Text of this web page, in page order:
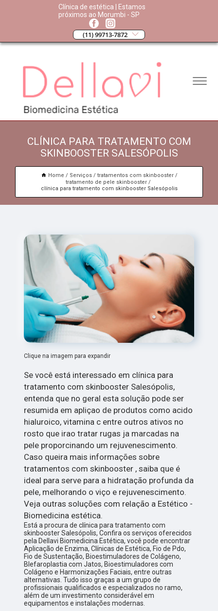
Clínica de estética | Estamos
próximos ao Morumbi - SP
(11) 99713-7872
CLÍNICA PARA TRATAMENTO COM
SKINBOOSTER SALESÓPOLIS
Home Serviços
tratamentos com skinbooster
tratamento de pele skinbooster
clínica para tratamento com skinbooster Salesópolis
Clique na imagem para expandir
Se você está interessado em clínica para
tratamento com skinbooster Salesópolis,
entenda que no geral esta solução pode ser
resumida em apliçao de produtos como acido
hialuroico, vitamina c entre outros ativos no
rosto que irao tratar rugas ja marcadas na
pele proporcinando um rejuvenescimento.
Caso queira mais informações sobre
tratamentos com skinbooster , saiba que é
ideal para serve para a hidratação profunda da
pele, melhorando o viço e rejuvenescimento.
Veja outras soluções com relação a Estético -
Biomedicina estética.
Está a procura de clínica para tratamento com
skinbooster Salesópolis, Confira os serviços oferecidos
pela Dellavi Biomedicina Estética, você pode encontrar
Aplicação de Enzima, Clínicas de Estética, Fio de Pdo,
Fio de Sustentação, Bioestimuladores de Colágeno,
Blefaroplastia com Jatos, Bioestimuladores com
Colágeno e Harmonizações Faciais, entre outras
alternativas. Tudo isso graças a um grupo de
profissionais qualificados e especializados no ramo,
além de um investimento considerável em
equipamentos e instalações modernas.